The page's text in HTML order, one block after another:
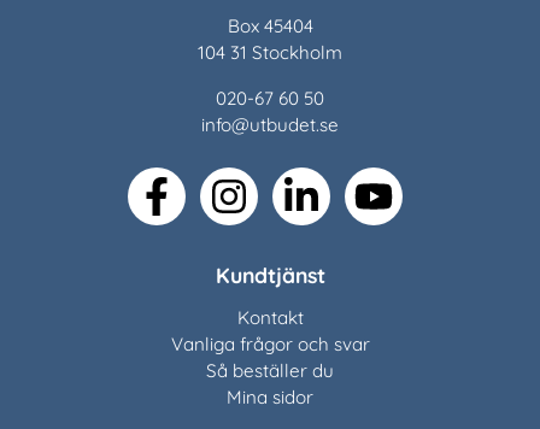
Box 45404
104 31 Stockholm
020-67 60 50
info@utbudet.se
facebookinstagramlinkedin youtube
Kundtjänst
Kontakt
Vanliga frågor och svar
Så beställer du
Mina sidor